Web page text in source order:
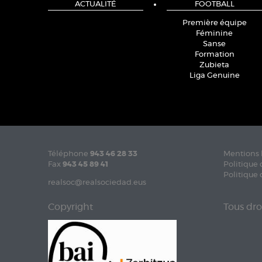
ACTUALITÉ FOOTBALL
Première équipe
Féminine
Sanse
Formation
Zubieta
Liga Genuine
Téléphone 943 46 28 33
Fax 943 45 89 41
realsoc@realsociedad.eus
Mentions
Politique
Politique
Copyright Tous